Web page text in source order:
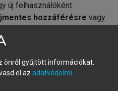
új felhasználóként.
hozzáférésre vagy
létre új fiókot.
automatikusan
önről gyűjtött információkat.
el az adatvédelmi